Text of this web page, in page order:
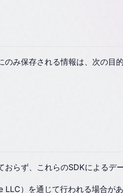
み保存される情報は、次の目
らず、これらのSDKによるデ
）を通じて行われる場合が